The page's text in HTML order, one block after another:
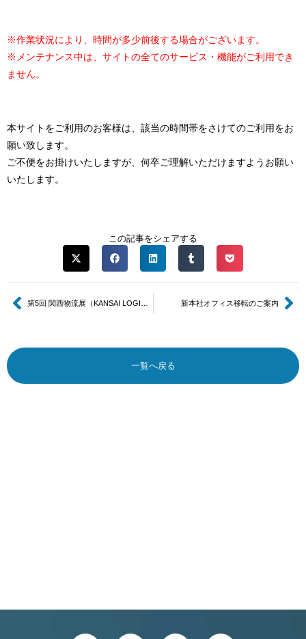
※作業状況により、時間が多少前後する場合がございます。
※メンテナンス中は、サイトの全てのサービス・機能がご利用でき
ません。
本サイトをご利用のお客様は、該当の時間帯をさけてのご利用をお
願い致します。
ご不便をお掛けいたしますが、何卒ご理解いただけますようお願い
いたします。
この記事をシェアする
新本社オフィス移転のご案内
一覧へ戻る